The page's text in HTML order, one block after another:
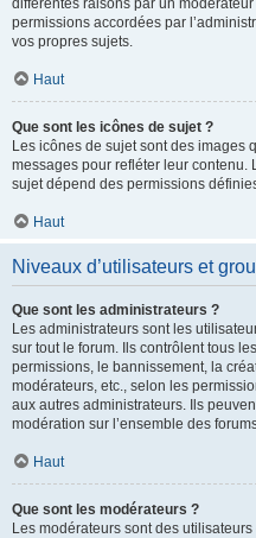
différentes raisons par un
permissions accordées par
vos propres sujets.
Haut
Que sont les icônes de sujet ?
Les icônes de sujet sont des images
messages pour refléter leur contenu.
sujet dépend des permissions
Haut
Niveaux d’utilisateurs et
Que sont les administrateurs ?
Les administrateurs sont les
sur tout le forum. Ils contrôlent tous
permissions, le bannissement, la
modérateurs, etc., selon les
aux autres administrateurs. Ils
modération sur l’ensemble des
Haut
Que sont les modérateurs ?
Les modérateurs sont des